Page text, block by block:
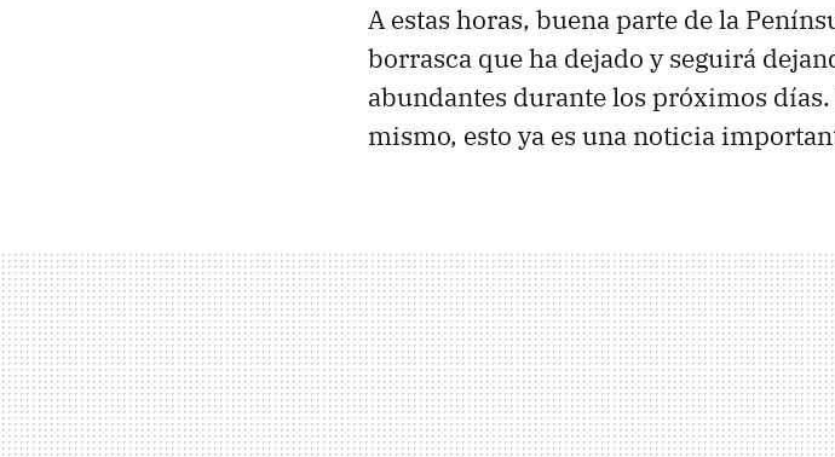
A estas horas, buena parte de la
borrasca que ha dejado y seguirá
abundantes durante los próximos
mismo, esto ya es una noticia